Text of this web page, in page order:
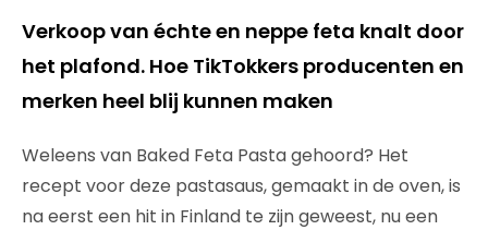
Verkoop van échte en neppe feta knalt door
het plafond. Hoe TikTokkers producenten en
merken heel blij kunnen maken
Weleens van Baked Feta Pasta gehoord? Het
recept voor deze pastasaus, gemaakt in de oven, is
na eerst een hit in Finland te zijn geweest, nu een